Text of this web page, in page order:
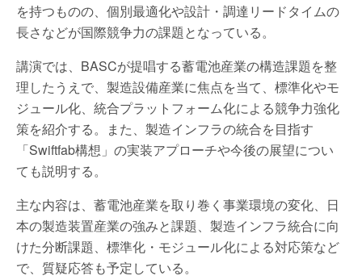
を持つものの、個別最適化や設計・調達リードタイムの
長さなどが国際競争力の課題となっている。
講演では、BASCが提唱する蓄電池産業の構造課題を整
理したうえで、製造設備産業に焦点を当て、標準化やモ
ジュール化、統合プラットフォーム化による競争力強化
策を紹介する。また、製造インフラの統合を目指す
「Swiftfab構想」の実装アプローチや今後の展望につい
ても説明する。
主な内容は、蓄電池産業を取り巻く事業環境の変化、日
本の製造装置産業の強みと課題、製造インフラ統合に向
けた分断課題、標準化・モジュール化による対応策など
で、質疑応答も予定している。